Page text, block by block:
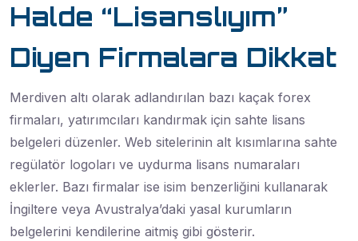
Halde “Lisanslıyım”
Diyen Firmalara Dikkat
Merdiven altı olarak adlandırılan bazı kaçak forex
firmaları, yatırımcıları kandırmak için sahte lisans
belgeleri düzenler. Web sitelerinin alt kısımlarına sahte
regülatör logoları ve uydurma lisans numaraları
eklerler. Bazı firmalar ise isim benzerliğini kullanarak
İngiltere veya Avustralya’daki yasal kurumların
belgelerini kendilerine aitmiş gibi gösterir.